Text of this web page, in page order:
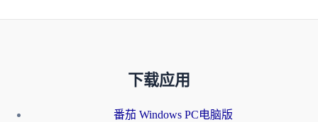
下载应用
番茄 Windows PC电脑版